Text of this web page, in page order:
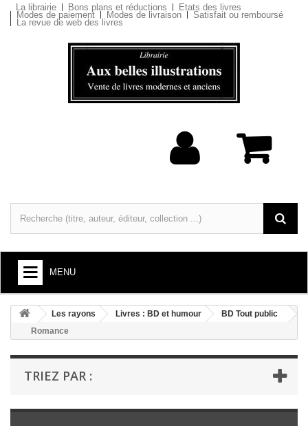
La librairie Bons plans et réductions Etats des livres
Modes de paiement Modes de livraison Satisfait ou remboursé
La revue de web des livres
MENU
+
LIVRES : ARTS ET SOCIÉTÉ
+
LIVRES : LITTÉRATURE
+
LIVRES : JEUNESSE
Les rayons Livres : BD et humour
BD Tout public
Romance
TRIEZ PAR :